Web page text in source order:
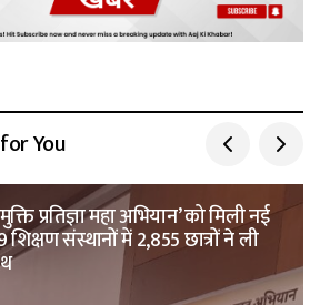
You
प्रतिज्ञा महा अभियान’ को मिली नई
संस्थानों में 2,855 छात्रों ने ली